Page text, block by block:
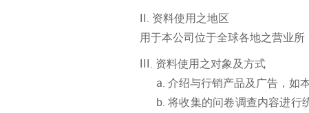
资料使用之地区
用于本公司位于全球各地之营业所
资料使用之对象及方式
介绍与行销产品及广告，如
将收集的问卷调查内容进行